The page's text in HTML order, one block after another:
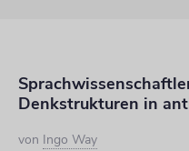
Denkstrukturen in
von Ingo Way